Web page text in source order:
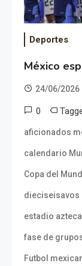
Deportes
México
24/06/2026
0
aficionados
calendario
Copa del
dieciseisavos
estadio azteca
fase de
Futbol